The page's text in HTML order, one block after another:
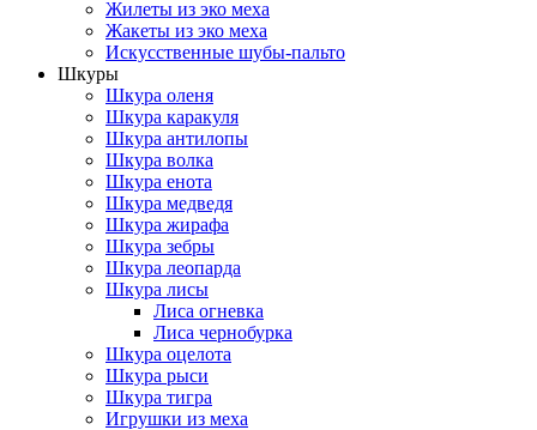
Жилеты из эко меха
Жакеты из эко меха
Искусственные шубы-пальто
Шкуры
Шкура оленя
Шкура каракуля
Шкура антилопы
Шкура волка
Шкура енота
Шкура медведя
Шкура жирафа
Шкура зебры
Шкура леопарда
Шкура лисы
Лиса огневка
Лиса чернобурка
Шкура оцелота
Шкура рыси
Шкура тигра
Игрушки из меха